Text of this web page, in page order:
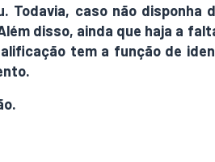
Todavia, caso não disponha
disso, ainda que haja a
tem a função de